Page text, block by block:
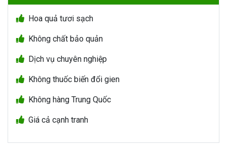
Hoa quả tươi sạch
Không chất bảo quản
Dịch vụ chuyên nghiệp
Không thuốc biến đổi gien
Không hàng Trung Quốc
Giá cả cạnh tranh